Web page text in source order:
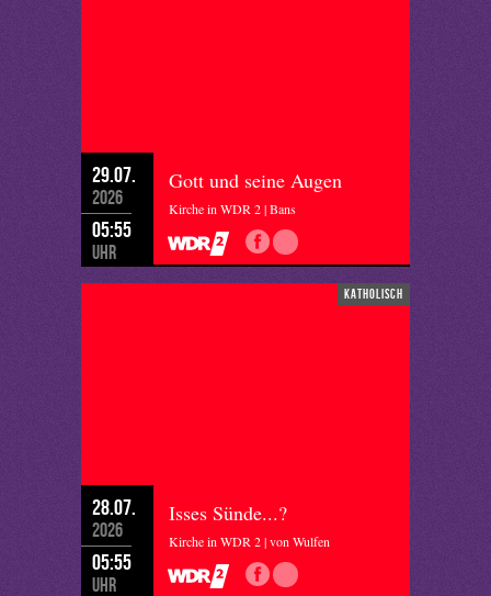
29.07.
2026
05:55
Uhr
Gott und seine Augen
Kirche in WDR 2 | Bans
katholisch
28.07.
2026
05:55
Uhr
Isses Sünde...?
Kirche in WDR 2 | von Wulfen